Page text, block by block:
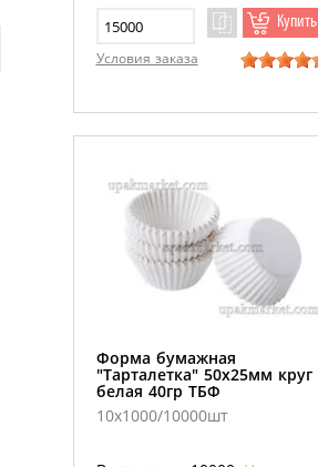
Купить
Условия заказа
Форма бумажная
"Тарталетка" 50х25мм круг
белая 40гр ТБФ
10х1000/10000шт